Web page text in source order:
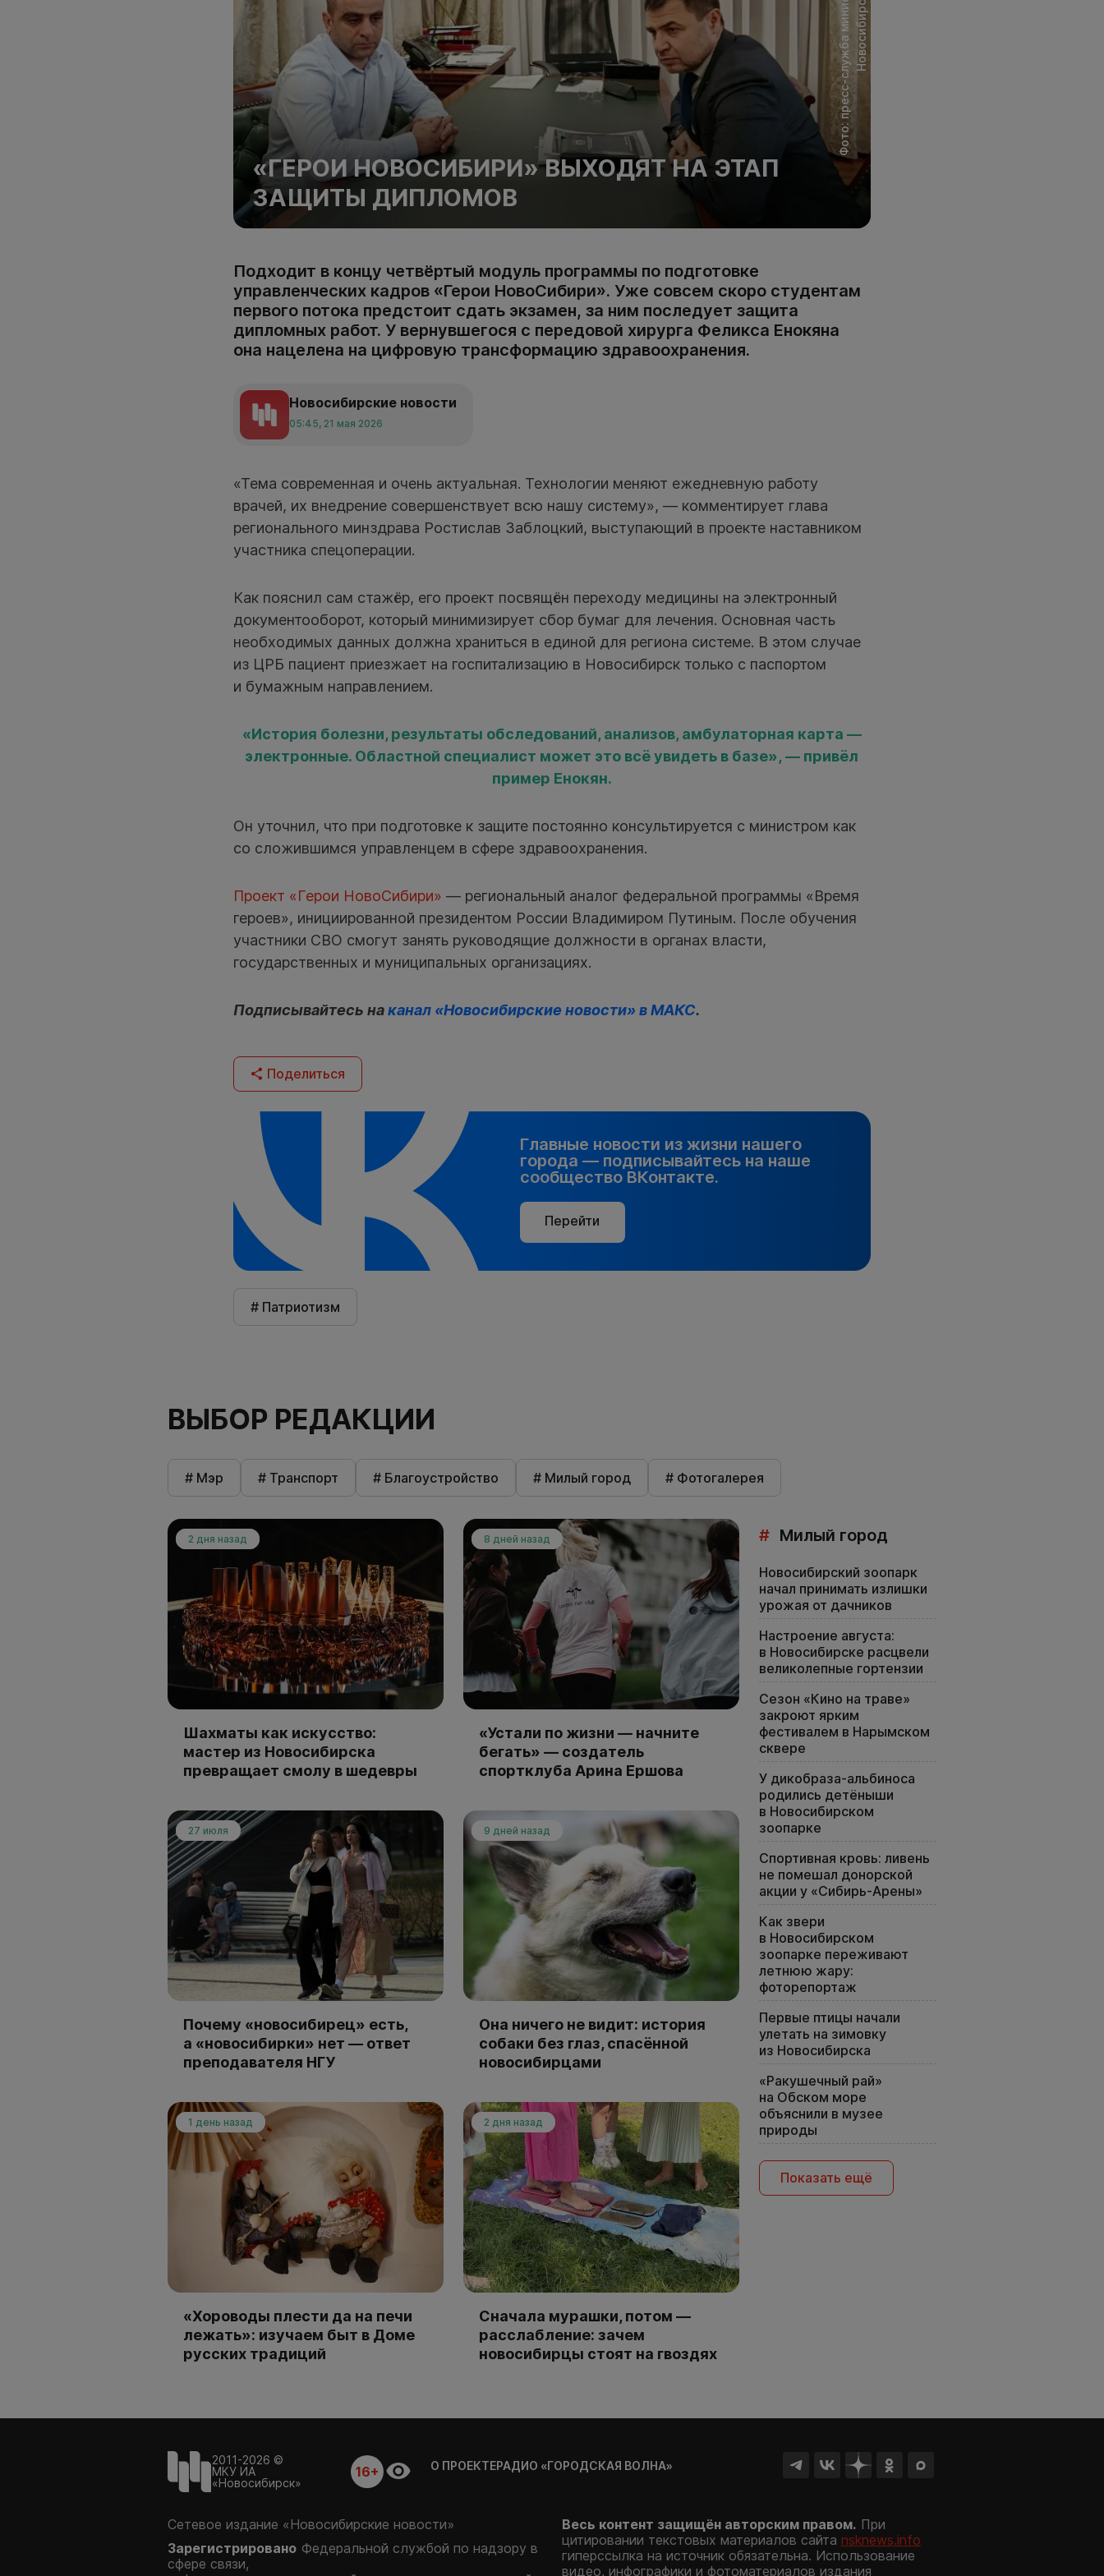
«ГЕРОИ НОВОСИБИРИ» ВЫХОДЯТ НА ЭТАП
ЗАЩИТЫ ДИПЛОМОВ
Подходит в концу четвёртый модуль программы по подготовке
управленческих кадров «Герои НовоСибири». Уже совсем скоро студентам
первого потока предстоит сдать экзамен, за ним последует защита
дипломных работ. У вернувшегося с передовой хирурга Феликса Енокяна
она нацелена на цифровую трансформацию здравоохранения.
Новосибирские новости
05:45, 21 мая 2026
«Тема современная и очень актуальная. Технологии меняют ежедневную работу
врачей, их внедрение совершенствует всю нашу систему», — комментирует глава
регионального минздрава Ростислав Заблоцкий, выступающий в проекте наставником
участника спецоперации.
Как пояснил сам стажёр, его проект посвящён переходу медицины на электронный
документооборот, который минимизирует сбор бумаг для лечения. Основная часть
необходимых данных должна храниться в единой для региона системе. В этом случае
из ЦРБ пациент приезжает на госпитализацию в Новосибирск только с паспортом
и бумажным направлением.
«История болезни, результаты обследований, анализов, амбулаторная карта —
электронные. Областной специалист может это всё увидеть в базе», — привёл
пример Енокян.
Он уточнил, что при подготовке к защите постоянно консультируется с министром как
со сложившимся управленцем в сфере здравоохранения.
Проект «Герои НовоСибири» — региональный аналог федеральной программы «Время
героев», инициированной президентом России Владимиром Путиным. После обучения
участники СВО смогут занять руководящие должности в органах власти,
государственных и муниципальных организациях.
Подписывайтесь наканал «Новосибирские новости» в МАКС.
Поделиться
Главные новости из жизни нашего
города — подписывайтесь на наше
сообщество ВКонтакте.
Перейти
# Патриотизм
ВЫБОР РЕДАКЦИИ
# Мэр # Транспорт # Благоустройство # Милый город # Фотогалерея
2 дня назад
Шахматы как искусство:
мастер из Новосибирска
превращает смолу в шедевры
8 дней назад
«Устали по жизни — начните
бегать» — создатель
спортклуба Арина Ершова
27 июля
Почему «новосибирец» есть,
а «новосибирки» нет — ответ
преподавателя НГУ
9 дней назад
Она ничего не видит: история
собаки без глаз, спасённой
новосибирцами
1 день назад
«Хороводы плести да на печи
лежать»: изучаем быт в Доме
русских традиций
2 дня назад
Сначала мурашки, потом —
расслабление: зачем
новосибирцы стоят на гвоздях
# Милый город
Новосибирский зоопарк
начал принимать излишки
урожая от дачников
Настроение августа:
в Новосибирске расцвели
великолепные гортензии
Сезон «Кино на траве»
закроют ярким
фестивалем в Нарымском
сквере
У дикобраза-альбиноса
родились детёныши
в Новосибирском
зоопарке
Спортивная кровь: ливень
не помешал донорской
акции у «Сибирь-Арены»
Как звери
в Новосибирском
зоопарке переживают
летнюю жару:
фоторепортаж
Первые птицы начали
улетать на зимовку
из Новосибирска
«Ракушечный рай»
на Обском море
объяснили в музее
природы
Показать ещё
2011-2026 ©
МКУ ИА
«Новосибирск»
16+ О ПРОЕКТЕРАДИО «ГОРОДСКАЯ ВОЛНА»
Сетевое издание «Новосибирские новости»
Зарегистрировано Федеральной службой по надзору в
сфере связи,
Весь контент защищён авторским правом. При
цитировании текстовых материалов сайта nsknews.info
гиперссылка на источник обязательна. Использование
видео, инфографики и фотоматериалов издания